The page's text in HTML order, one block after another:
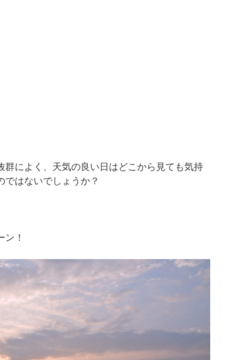
群によく、天気の良い日はどこから見ても気持
ではないでしょうか？
！